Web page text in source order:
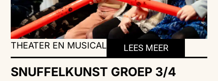
THEATER EN MUSICAL LEES MEER
SNUFFELKUNST GROEP 3/4